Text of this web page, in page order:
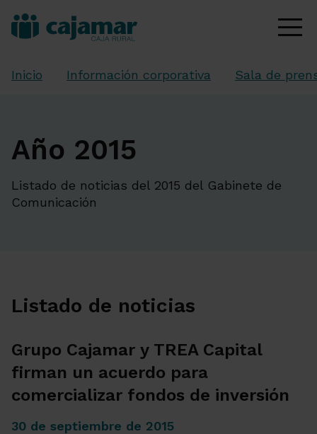
Inicio Información corporativa Sala de
Año 2015
Listado de noticias del 2015 del Gabinete de
Comunicación
Listado de noticias
Grupo Cajamar y TREA Capital
firman un acuerdo para
comercializar fondos de inversión
30 de septiembre de 2015